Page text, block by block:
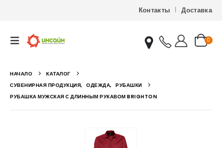
Контакты Доставка
0
НАЧАЛО
КАТАЛОГ
СУВЕНИРНАЯ ПРОДУКЦИЯ, ОДЕЖДА, РУБАШКИ
РУБАШКА МУЖСКАЯ С ДЛИННЫМ РУКАВОМ BRIGHTON